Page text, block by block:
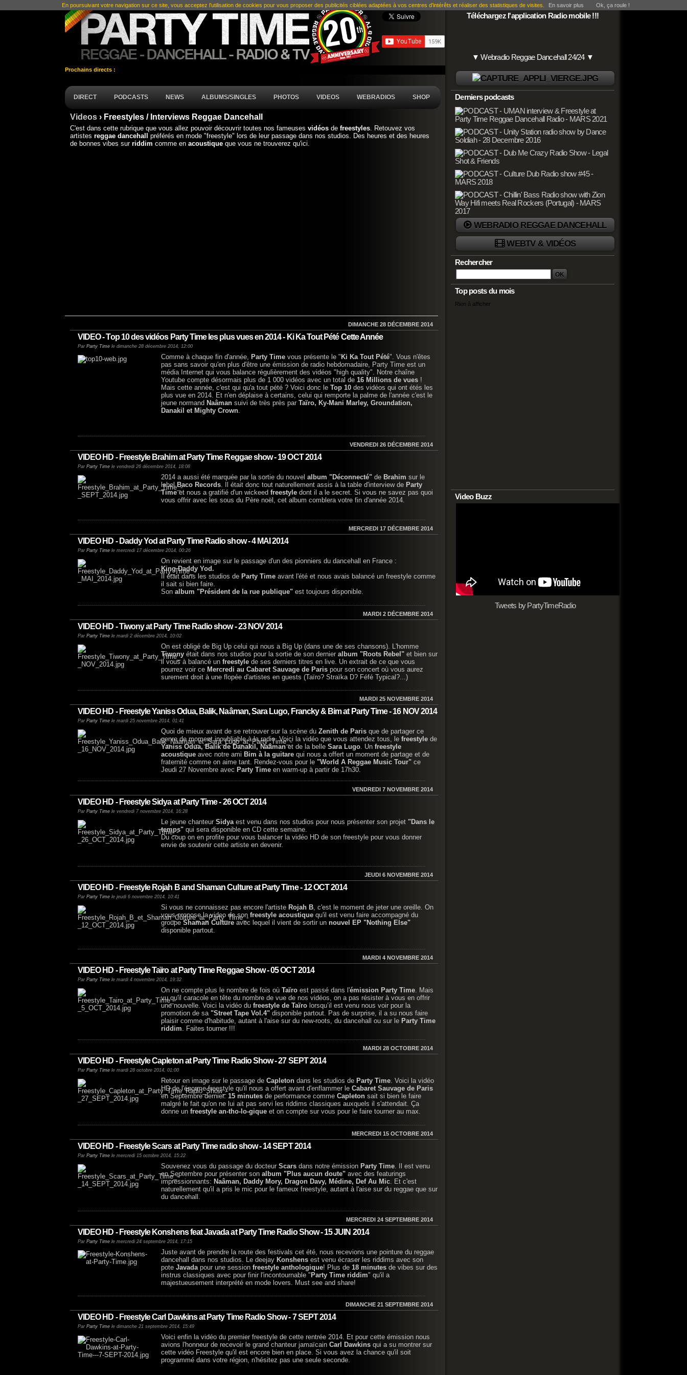
Prochains directs :
DIRECT PODCASTS NEWS ALBUMS/SINGLES PHOTOS VIDEOS WEBRADIOS SHOP
Videos › Freestyles / Interviews Reggae Dancehall
C'est dans cette rubrique que vous allez pouvoir découvrir toutes nos fameuses vidéos de freestyles. Retouvez vos
artistes reggae dancehall préférés en mode "freestyle" lors de leur passage dans nos studios. Des heures et des heures
de bonnes vibes surriddim comme en acoustique que vous ne trouverez qu'ici.
DIMANCHE 28 DÉCEMBRE 2014
VIDEO - Top 10 des vidéos Party Time les plus vues en 2014 - Ki Ka Tout Pété Cette Année
Par Party Time le dimanche 28 décembre 2014, 12:00
Comme à chaque fin d'année, Party Time vous présente le " Ki Ka Tout Pété". Vous n'êtes
pas sans savoir qu'en plus d'être une émission de radio hebdomadaire, Party Time est un
média Internet qui vous balance régulièrement des vidéos "high quality". Notre chaîne
Youtube compte désormais plus de 1 000 vidéos avec un total de16 Millions de vues !
Mais cette année, c'est qui qu'a tout pété ? Voici donc leTop 10 des vidéos qui ont étés les
plus vue en 2014. Et n'en déplaise à certains, celui qui remporte la palme de l'année c'est le
jeune normand Naâman suivi de très près par Taïro, Ky-Mani Marley, Groundation,
Danakil et Mighty Crown.
VENDREDI 26 DÉCEMBRE 2014
VIDEO HD - Freestyle Brahim at Party Time Reggae show - 19 OCT 2014
Par Party Time le vendredi 26 décembre 2014, 18:08
2014 a aussi été marquée par la sortie du nouvel album "Déconnecté" deBrahim sur le
labelBaco Records . Il était donc tout naturellement assis à la table d'interview de Party
Timeet nous a gratifié d'un wickeedfreestyle dont il a le secret. Si vous ne savez pas quoi
vous offrir avec les sous du Père noël, cet album comblera votre fin d'année 2014.
MERCREDI 17 DÉCEMBRE 2014
VIDEO HD - Daddy Yod at Party Time Radio show - 4 MAI 2014
Par Party Time le mercredi 17 décembre 2014, 00:26
On revient en image sur le passage d'un des pionniers du dancehall en France :
King Daddy Yod.
Il était dans les studios de Party Time avant l'été et nous avais balancé un freestyle comme
il sait si bien faire.
Son album "Président de la rue publique" est toujours disponible.
MARDI 2 DÉCEMBRE 2014
VIDEO HD - Tiwony at Party Time Radio show - 23 NOV 2014
Par Party Time le mardi 2 décembre 2014, 10:02
On est obligé de Big Up celui qui nous a Big Up (dans une de ses chansons). L'homme
Tiwonyétait dans nos studios pour la sortie de son dernier album "Roots Rebel" et bien sur
il vous à balancé unfreestyle de ses derniers titres en live. Un extrait de ce que vous
pourrez voir ce Mercredi au Cabaret Sauvage de Paris pour son concert où vous aurez
surement droit à une flopée d'artistes en guests (Taïro? Straïka D? Féfé Typical?...)
MARDI 25 NOVEMBRE 2014
VIDEO HD - Freestyle Yaniss Odua, Balik, Naâman, Sara Lugo, Francky & Bim at Party Time - 16 NOV 2014
Par Party Time le mardi 25 novembre 2014, 01:41
Quoi de mieux avant de se retrouver sur la scène duZenith de Paris que de partager ce
genre de moment inoubliable à la radio. Voici la vidéo que vous attendez tous, lefreestyle de
Yaniss Odua, Balik de Danakil, Naâmanet de la belleSara Lugo . Unfreestyle
acoustique avec notre ami Bim à la guitarequi nous a offert un moment de partage et de
fraternité comme on aime tant. Rendez-vous pour le "World A Reggae Music Tour"ce
Jeudi 27 Novembre avec Party Time en warm-up à partir de 17h30.
VENDREDI 7 NOVEMBRE 2014
VIDEO HD - Freestyle Sidya at Party Time - 26 OCT 2014
Par Party Time le vendredi 7 novembre 2014, 16:28
Le jeune chanteurSidyaest venu dans nos studios pour nous présenter son projet "Dans le
temps"qui sera disponible en CD cette semaine.
Du coup on en profite pour vous balancer la vidéo HD de son freestyle pour vous donner
envie de soutenir cette artiste en devenir.
JEUDI 6 NOVEMBRE 2014
VIDEO HD - Freestyle Rojah B and Shaman Culture at Party Time - 12 OCT 2014
Par Party Time le jeudi 6 novembre 2014, 10:41
Si vous ne connaissez pas encore l'artisteRojah B , c'est le moment de jeter une oreille. On
vous propose la video de sonfreestyle acoustique qu'il est venu faire accompagné du
groupeShaman Cultureavec lequel il vient de sortir un nouvel EP "Nothing Else"
disponible partout.
MARDI 4 NOVEMBRE 2014
VIDEO HD - Freestyle Taïro at Party Time Reggae Show - 05 OCT 2014
Par Party Time le mardi 4 novembre 2014, 19:32
On ne compte plus le nombre de fois oùTaïroest passé dans l'émission Party Time. Mais
vu qu'il caracole en tête du nombre de vue de nos vidéos, on a pas résister à vous en offrir
une nouvelle. Voici la vidéo dufreestyle de Taïro lorsqu’il est venu nous voir pour la
promotion de sa "Street Tape Vol.4"disponible partout. Pas de surprise, il a su nous faire
plaisir comme d'habitude, autant à l'aise sur du new-roots, du dancehall ou sur le Party Time
riddim. Faites tourner !!!
MARDI 28 OCTOBRE 2014
VIDEO HD - Freestyle Capleton at Party Time Radio Show - 27 SEPT 2014
Par Party Time le mardi 28 octobre 2014, 01:00
Retour en image sur le passage deCapleton dans les studios de Party Time. Voici la vidéo
HD de l'énorme freestyle qu'il nous a offert avant d'enflammer leCabaret Sauvage de Paris
en Septembre dernier.15 minutes de performance commeCapleton sait si bien le faire
malgré le fait qu'on ne lui ait pas servi les riddims classiques auxquels il s'attendait. Ça
donne unfreestyle an-tho-lo-gique et on compte sur vous pour le faire tourner au max.
MERCREDI 15 OCTOBRE 2014
VIDEO HD - Freestyle Scars at Party Time radio show - 14 SEPT 2014
Par Party Time le mercredi 15 octobre 2014, 15:22
Souvenez vous du passage du docteurScars dans notre émission Party Time. Il est venu
en Septembre pour présenter sonalbum "Plus aucun doute"avec des featurings
impressionnants: Naâman, Daddy Mory, Dragon Davy, Médine, Def Au Mic. Et c'est
naturellement qu'il a pris le mic pour le fameux freestyle, autant à l'aise sur du reggae que sur
du dancehall.
MERCREDI 24 SEPTEMBRE 2014
VIDEO HD - Freestyle Konshens feat Javada at Party Time Radio Show - 15 JUIN 2014
Par Party Time le mercredi 24 septembre 2014, 17:15
Juste avant de prendre la route des festivals cet été, nous recevions une pointure du reggae
dancehall dans nos studios. Le deejay Konshens est venu écraser les riddims avec son
poteJavada pour une session freestyle anthologique! Plus de 18 minutes de vibes sur des
instrus classiques avec pour finir l'incontournable " Party Time riddim" qu'il a
majestueusement interprété en mode lovers. Must see and share!
DIMANCHE 21 SEPTEMBRE 2014
VIDEO HD - Freestyle Carl Dawkins at Party Time Radio Show - 7 SEPT 2014
Par Party Time le dimanche 21 septembre 2014, 15:49
Voici enfin la vidéo du premier freestyle de cette rentrée 2014. Et pour cette émission nous
avions l'honneur de recevoir le grand chanteur jamaïcainCarl Dawkins qui a su montrer sur
cette vidéo Freestyle qu'il est encore bien en place. Si vous avez la chance qu'il soit
programmé dans votre région, n'hésitez pas une seule seconde.
Téléchargez l'application Radio mobile !!!
▼ Webradio Reggae Dancehall 24/24 ▼
Derniers podcasts
WEBRADIO REGGAE DANCEHALL
WEBTV & VIDÉOS
Rechercher
Top posts du mois
Rien à afficher
Video Buzz
Tweets by PartyTimeRadio
En poursuivant votre navigation sur ce site, vous acceptez l’utilisation de cookies pour vous proposer des publicités ciblées adaptées à vos centres d’intérêts et réaliser des statistiques de visites. En savoir plus Ok, ça roule !